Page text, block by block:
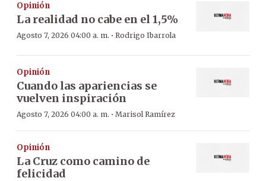
Opinión
La realidad no cabe en el 1,5%
Agosto 7, 2026 04:00 a. m. · Rodrigo Ibarrola
Opinión
Cuando las apariencias se
vuelven inspiración
Agosto 7, 2026 04:00 a. m. · Marisol Ramírez
Opinión
La Cruz como camino de
felicidad